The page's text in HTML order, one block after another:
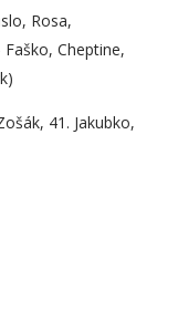
Rosa,
Cheptine,
41. Jakubko,